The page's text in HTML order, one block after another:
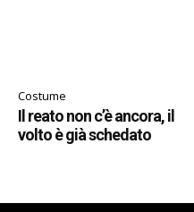
Costume
Il reato non c’è ancora, il
volto è già schedato